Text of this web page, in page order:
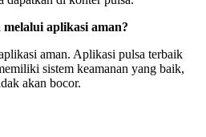
aplikasi aman?
aman. Aplikasi pulsa terbaik
sistem keamanan yang baik,
akan bocor.